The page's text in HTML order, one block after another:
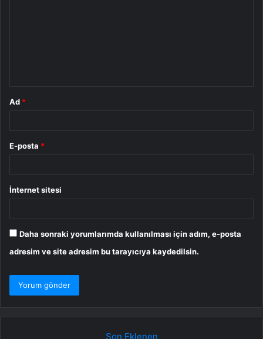
Ad *
E-posta *
İnternet sitesi
Daha sonraki yorumlarımda kullanılması için adım, e-posta
adresim ve site adresim bu tarayıcıya kaydedilsin.
Son Eklenen